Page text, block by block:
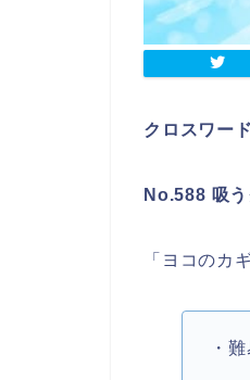
クロスワー
No.588 吸
「ヨコのカ
・